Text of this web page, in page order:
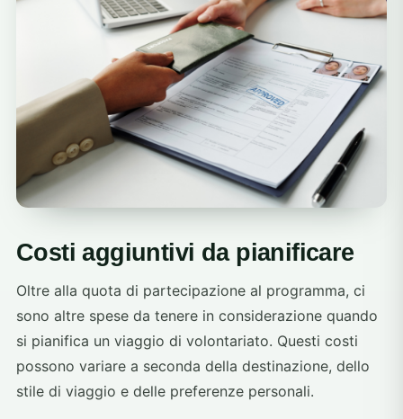
Costi aggiuntivi da pianificare
Oltre alla quota di partecipazione al programma, ci
sono altre spese da tenere in considerazione quando
si pianifica un viaggio di volontariato. Questi costi
possono variare a seconda della destinazione, dello
stile di viaggio e delle preferenze personali.